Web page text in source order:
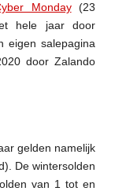
Monday(23
hele jaar door
eigen salepagina
door Zalando
gelden namelijk
De wintersolden
van 1 tot en